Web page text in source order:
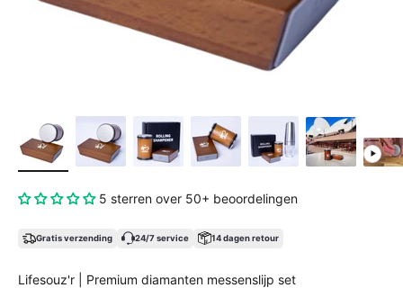
5 sterren over 50+ beoordelingen
Gratis verzending 24/7 service 14 dagen retour
Lifesouz'r | Premium diamanten messenslijp set